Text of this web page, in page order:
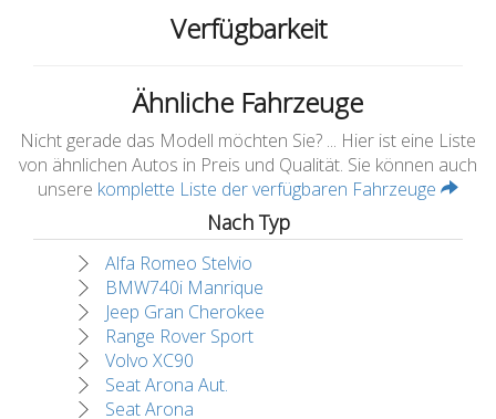
Verfügbarkeit
Ähnliche Fahrzeuge
Nicht gerade das Modell möchten Sie? ... Hier ist eine Liste
von ähnlichen Autos in Preis und Qualität. Sie können auch
unsere komplette Liste der verfügbaren Fahrzeuge
Nach Typ
Alfa Romeo Stelvio
BMW740i Manrique
Jeep Gran Cherokee
Range Rover Sport
Volvo XC90
Seat Arona Aut.
Seat Arona